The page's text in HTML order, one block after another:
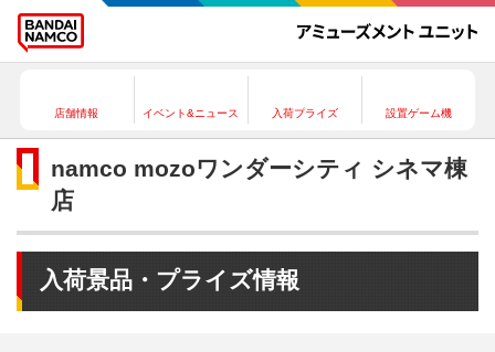
店舗情報 イベント&ニュース 入荷プライズ 設置ゲーム機
namco mozoワンダーシティ シネマ棟
店
入荷景品・プライズ情報